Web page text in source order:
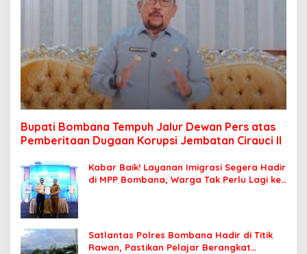
Bupati Bombana Tempuh Jalur Dewan Pers atas
Pemberitaan Dugaan Korupsi Jembatan Cirauci II
Kabar Baik! Layanan Imigrasi Segera Hadir
di MPP Bombana, Warga Tak Perlu Lagi ke
Satlantas Polres Bombana Hadir di Titik
Rawan, Pastikan Pelajar Berangkat